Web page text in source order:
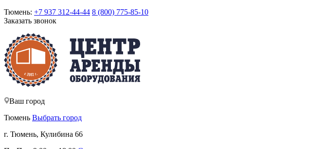
Тюмень: +7 937 312-44-44 8 (800) 775-85-10
Заказать звонок
Ваш город
Тюмень Выбрать город
г. Тюмень, Кулибина 66